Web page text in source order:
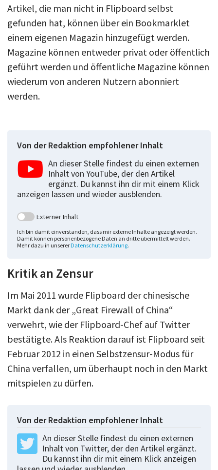
Artikel, die man nicht in Flipboard selbst
gefunden hat, können über ein Bookmarklet
einem eigenen Magazin hinzugefügt werden.
Magazine können entweder privat oder öffentlich
geführt werden und öffentliche Magazine können
wiederum von anderen Nutzern abonniert
werden.
Von der Redaktion empfohlener Inhalt
An dieser Stelle findest du einen externen
Inhalt von YouTube, der den Artikel
ergänzt. Du kannst ihn dir mit einem Klick
anzeigen lassen und wieder ausblenden.
Externer Inhalt
Ich bin damit einverstanden, dass mir externe Inhalte angezeigt werden.
Damit können personenbezogene Daten an dritte übermittelt werden.
Mehr dazu in unserer Datenschutzerklärung.
Kritik an Zensur
Im Mai 2011 wurde Flipboard der chinesische
Markt dank der „Great Firewall of China“
verwehrt, wie der Flipboard-Chef auf Twitter
bestätigte. Als Reaktion darauf ist Flipboard seit
Februar 2012 in einen Selbstzensur-Modus für
China verfallen, um überhaupt noch in den Markt
mitspielen zu dürfen.
Von der Redaktion empfohlener Inhalt
An dieser Stelle findest du einen externen
Inhalt von Twitter, der den Artikel ergänzt.
Du kannst ihn dir mit einem Klick anzeigen